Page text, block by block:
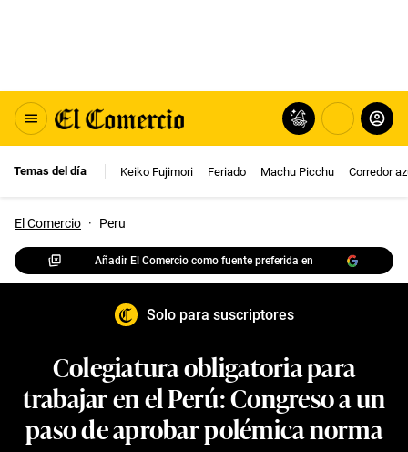
Temas del día Keiko Fujimori Feriado Machu Picchu Corredor
El Comercio · Peru
Añadir El Comercio como fuente preferida en
Solo para suscriptores
Colegiatura obligatoria para
trabajar en el Perú: Congreso a un
paso de aprobar polémica norma